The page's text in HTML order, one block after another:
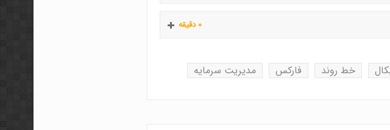
۰ دقیقه
خط روند فارکس مدیریت سرمایه